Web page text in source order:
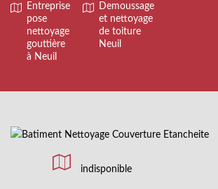
Entreprise
pose
nettoyage
gouttière
à Neuil
Demoussage
et nettoyage
de toiture
Neuil
indisponible